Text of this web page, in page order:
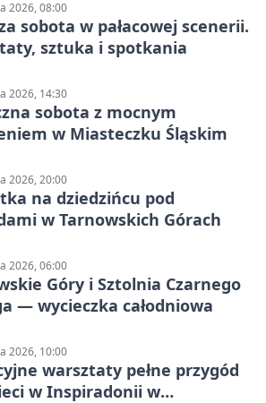
2026, 08:00
sobota w pałacowej scenerii.
sztuka i spotkania
2026, 14:30
sobota z mocnym
w Miasteczku Śląskim
2026, 20:00
na dziedzińcu pod
w Tarnowskich Górach
2026, 06:00
Góry i Sztolnia Czarnego
— wycieczka całodniowa
2026, 10:00
warsztaty pełne przygód
w Inspiradonii w